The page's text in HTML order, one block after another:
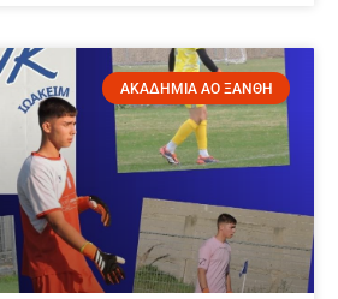
ΑΚΑΔΗΜΙΑ ΑΟ ΞΑΝΘΗ